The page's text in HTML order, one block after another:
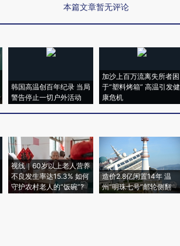
本篇文章暂无评论
韩国高温创百年纪录 当局
警告停止一切户外活动
加沙上百万流离失所者困
于“塑料烤箱” 高温引发健
康危机
视线｜60岁以上老人营养
不良发生率达15.3% 如何
守护农村老人的“饭碗”?
造价2.8亿闲置14年 温
州“明珠七号”邮轮侧翻